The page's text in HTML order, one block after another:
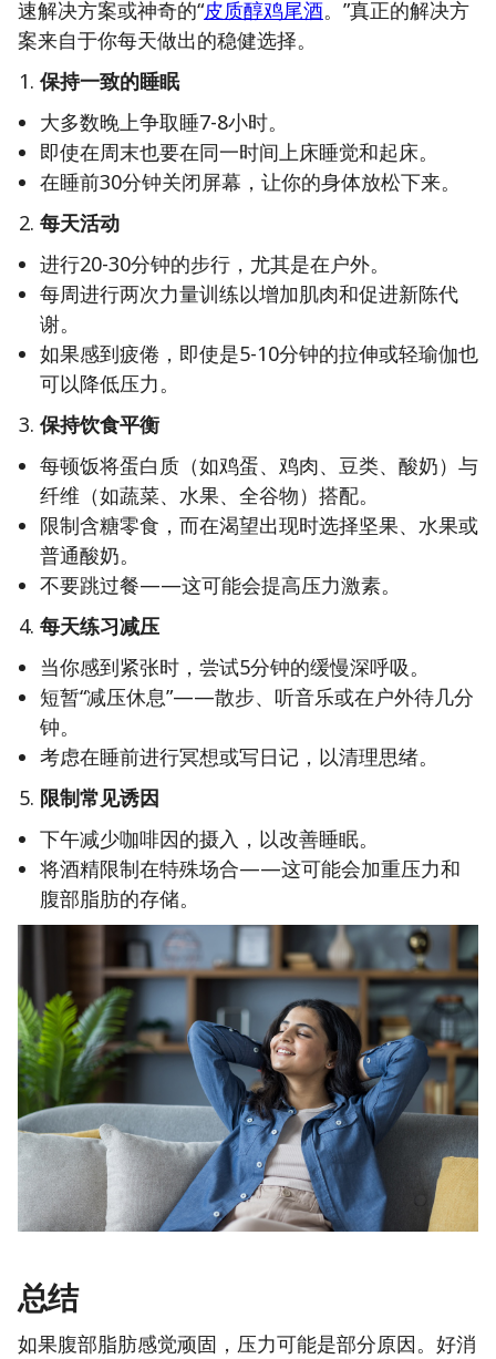
速解决方案或神奇的“皮质醇鸡尾酒。”真正的解决方
案来自于你每天做出的稳健选择。
保持一致的睡眠
大多数晚上争取睡7-8小时。
即使在周末也要在同一时间上床睡觉和起床。
在睡前30分钟关闭屏幕，让你的身体放松下来。
每天活动
进行20-30分钟的步行，尤其是在户外。
每周进行两次力量训练以增加肌肉和促进新陈代
谢。
如果感到疲倦，即使是5-10分钟的拉伸或轻瑜伽也
可以降低压力。
保持饮食平衡
每顿饭将蛋白质（如鸡蛋、鸡肉、豆类、酸奶）与
纤维（如蔬菜、水果、全谷物）搭配。
限制含糖零食，而在渴望出现时选择坚果、水果或
普通酸奶。
不要跳过餐——这可能会提高压力激素。
每天练习减压
当你感到紧张时，尝试5分钟的缓慢深呼吸。
短暂“减压休息”——散步、听音乐或在户外待几分
钟。
考虑在睡前进行冥想或写日记，以清理思绪。
限制常见诱因
下午减少咖啡因的摄入，以改善睡眠。
将酒精限制在特殊场合——这可能会加重压力和
腹部脂肪的存储。
总结
如果腹部脂肪感觉顽固，压力可能是部分原因。好消